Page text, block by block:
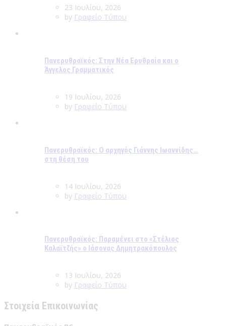
23 Ιουλίου, 2026
by Γραφείο Τύπου
Πανερυθραϊκός: Στην Νέα Ερυθραία και ο
Άγγελος Γραμματικός
19 Ιουλίου, 2026
by Γραφείο Τύπου
Πανερυθραϊκός: Ο αρχηγός Γιάννης Ιωαννίδης…
στη θέση του
14 Ιουλίου, 2026
by Γραφείο Τύπου
Πανερυθραϊκός: Παραμένει στο «Στέλιος
Καλαϊτζής» ο Ιάσονας Δημητρακόπουλος
13 Ιουλίου, 2026
by Γραφείο Τύπου
Στοιχεία Επικοινωνίας